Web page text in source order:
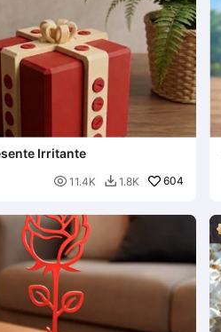
Irritante
 11.4K  1.8K 604